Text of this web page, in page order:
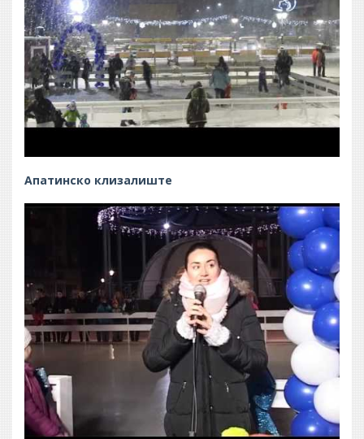
Апатинско клизалиште